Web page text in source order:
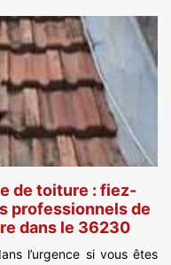
de toiture : fiez-
professionnels de
dans le 36230
l’urgence si vous êtes